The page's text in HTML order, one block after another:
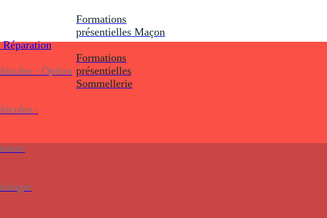
- Option
-
Formations
présentielles Maçon
Formations
présentielles
Sommellerie